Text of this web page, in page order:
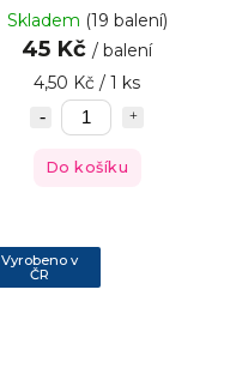
Skladem (19 balení)
45 Kč / balení
4,50 Kč / 1 ks
Do košíku
Vyrobeno v
ČR